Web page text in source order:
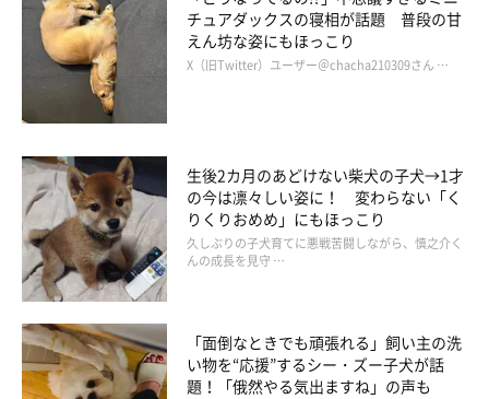
「たとえば、料理中にこっちを見ていたり、そばにいたりするこ
とが多いです。これはおそらく、野菜の切れ端とかをもらえるの
を期待しているのだと思いますね（笑）」
洗い物や料理中、気付くと足元にいることがある
pic.twitter.com/mP4ELtbzWL
— 毎日ポメ子日記 (@pomeko_nymz)December 20,
2022
チュアダックスの寝相が話題 普段の甘
えん坊な姿にもほっこり
X（旧Twitter）ユーザー＠chacha210309さん …
生後2カ月のあどけない柴犬の子犬→1才
の今は凛々しい姿に！ 変わらない「く
りくりおめめ」にもほっこり
久しぶりの子犬育てに悪戦苦闘しながら、慎之介く
んの成長を見守 …
「面倒なときでも頑張れる」飼い主の洗
い物を“応援”するシー・ズー子犬が話
題！「俄然やる気出ますね」の声も